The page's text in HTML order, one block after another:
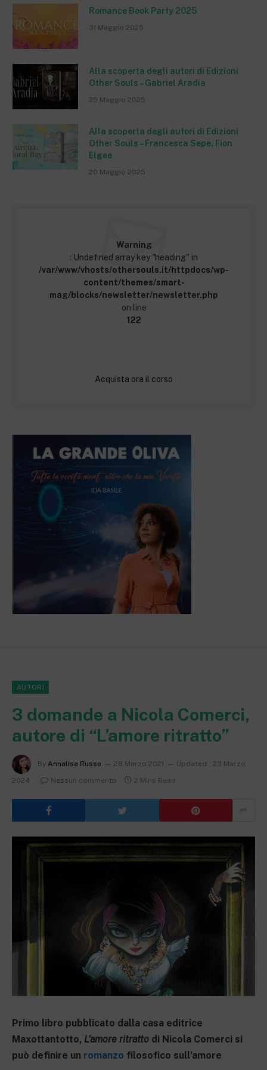
Romance Book Party 2025
31 Maggio 2025
Alla scoperta degli autori di Edizioni
Other Souls – Gabriel Aradia
25 Maggio 2025
Alla scoperta degli autori di Edizioni
Other Souls – Francesca Sepe, Fion
Elgee
20 Maggio 2025
Warning
: Undefined array key "heading" in
/var/www/vhosts/othersouls.it/httpdocs/wp-
content/themes/smart-
mag/blocks/newsletter/newsletter.php
on line
122
Acquista ora il corso
AUTORI
3 domande a Nicola Comerci,
autore di “L’amore ritratto”
By Annalisa Russo 28 Marzo 2021 Updated:
23 Marzo
2024
Nessun commento 2 Mins Read
Primo libro pubblicato dalla casa editrice
Maxottantotto, L’amore ritratto di Nicola Comerci si
può definire un romanzo filosofico sull’amore